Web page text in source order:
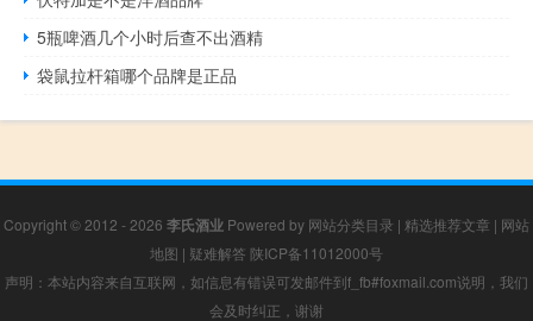
5瓶啤酒几个小时后查不出酒精
袋鼠拉杆箱哪个品牌是正品
Copyright © 2012 - 2026 李氏酒业 Powered by 网站分类目录 | 精选推荐文章 | 网站
地图 | 疑难解答 陕ICP备11012000号
声明：本站内容来自互联网，如信息有错误可发邮件到f_fb#foxmail.com说明，我们
会及时纠正，谢谢